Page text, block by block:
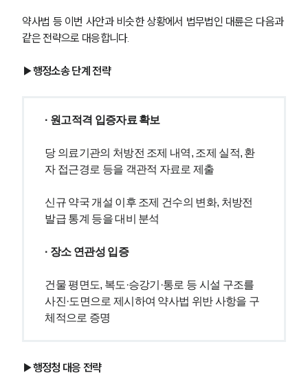
업무사례
법률지식인
업무분야
의료·바이오·헬스케어그룹 업무
전체
의료전문변호사
약사법 등 이번 사안과 비슷한 상황에서 법무법인 대륜은 다음과
같은 전략으로 대응합니다.
▶행정소송 단계 전략
· 원고적격 입증자료 확보
당 의료기관의 처방전 조제 내역, 조제 실적, 환
자 접근경로 등을 객관적 자료로 제출
신규 약국 개설 이후 조제 건수의 변화, 처방전
발급 통계 등을 대비 분석
· 장소 연관성 입증
건물 평면도, 복도·승강기·통로 등 시설 구조를
사진·도면으로 제시하여 약사법 위반 사항을 구
체적으로 증명
▶행정청 대응 전략